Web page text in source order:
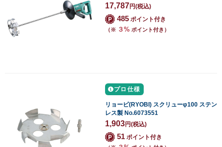
17,787円(税込)
485 ポイント付き
（※ ３% ポイント付き）
プロ仕様
リョービ(RYOBI) スクリューφ100 ステン
レス製 No.6073551
1,903円(税込)
51 ポイント付き